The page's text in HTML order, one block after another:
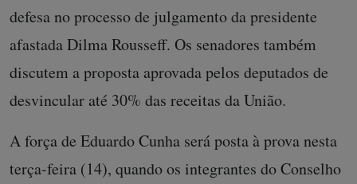
defesa no processo de julgamento da presidente
afastada Dilma Rousseff. Os senadores também
discutem a proposta aprovada pelos deputados de
desvincular até 30% das receitas da União.
A força de Eduardo Cunha será posta à prova nesta
terça-feira (14), quando os integrantes do Conselho